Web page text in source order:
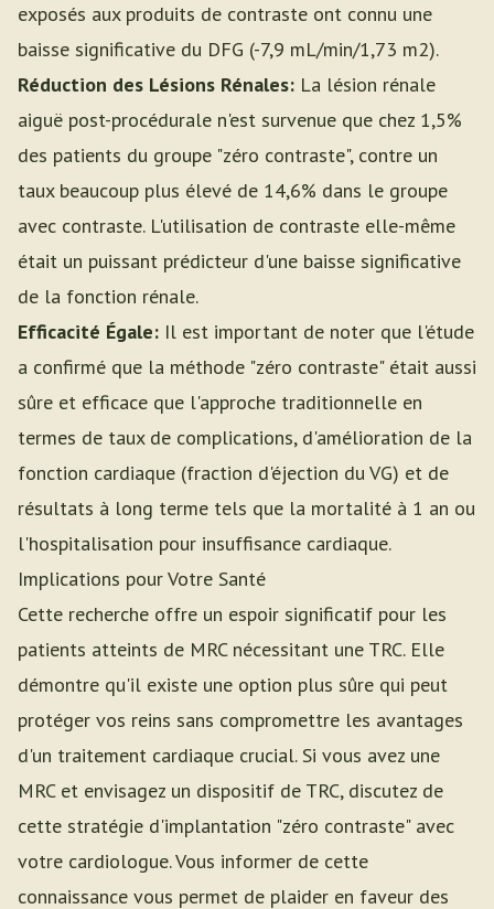
exposés aux produits de contraste ont connu une
baisse significative du DFG (-7,9 mL/min/1,73 m2).
Réduction des Lésions Rénales: La lésion rénale
aiguë post-procédurale n'est survenue que chez 1,5%
des patients du groupe "zéro contraste", contre un
taux beaucoup plus élevé de 14,6% dans le groupe
avec contraste. L'utilisation de contraste elle-même
était un puissant prédicteur d'une baisse significative
de la fonction rénale.
Efficacité Égale: Il est important de noter que l'étude
a confirmé que la méthode "zéro contraste" était aussi
sûre et efficace que l'approche traditionnelle en
termes de taux de complications, d'amélioration de la
fonction cardiaque (fraction d'éjection du VG) et de
résultats à long terme tels que la mortalité à 1 an ou
l'hospitalisation pour insuffisance cardiaque.
Implications pour Votre Santé
Cette recherche offre un espoir significatif pour les
patients atteints de MRC nécessitant une TRC. Elle
démontre qu'il existe une option plus sûre qui peut
protéger vos reins sans compromettre les avantages
d'un traitement cardiaque crucial. Si vous avez une
MRC et envisagez un dispositif de TRC, discutez de
cette stratégie d'implantation "zéro contraste" avec
votre cardiologue. Vous informer de cette
connaissance vous permet de plaider en faveur des